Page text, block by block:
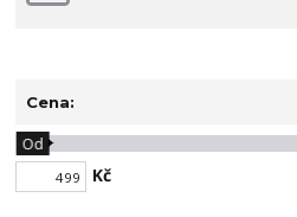
Cena:
Kč
Od